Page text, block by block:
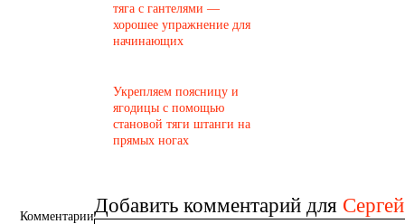
тяга с гантелями —
хорошее упражнение для
начинающих
Укрепляем поясницу и
ягодицы с помощью
становой тяги штанги на
прямых ногах
КомментарииДобавить комментарий для Cергей